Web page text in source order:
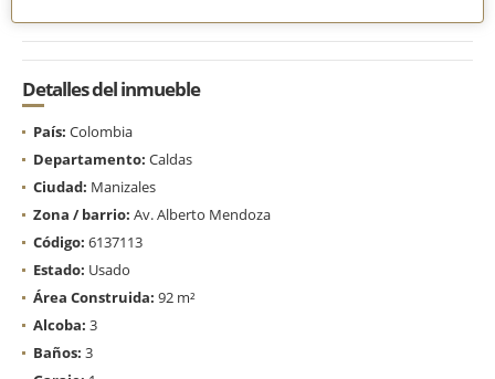
Detalles del inmueble
País: Colombia
Departamento: Caldas
Ciudad: Manizales
Zona / barrio: Av. Alberto Mendoza
Código: 6137113
Estado: Usado
Área Construida: 92 m²
Alcoba: 3
Baños: 3